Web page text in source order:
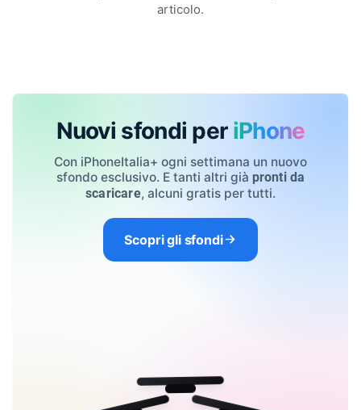
articolo.
Nuovi sfondi per iPhone
Con iPhoneItalia+ ogni settimana un nuovo
sfondo esclusivo. E tanti altri già pronti da
scaricare, alcuni gratis per tutti.
Scopri gli sfondi